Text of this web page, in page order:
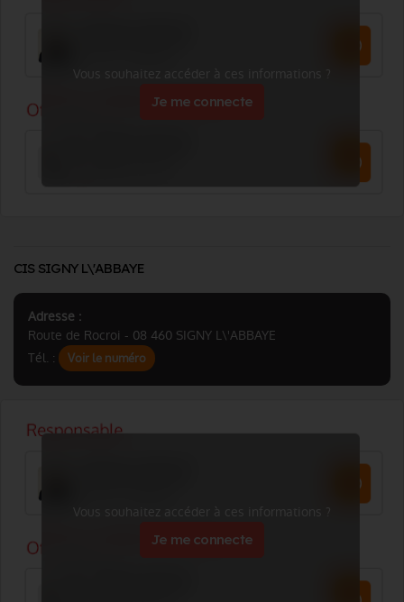
Vous souhaitez accéder à ces informations ?
Je me connecte
CIS SIGNY L\'ABBAYE
Adresse :
Route de Rocroi - 08 460 SIGNY L\'ABBAYE
Tél. :
Voir le numéro
Vous souhaitez accéder à ces informations ?
Je me connecte